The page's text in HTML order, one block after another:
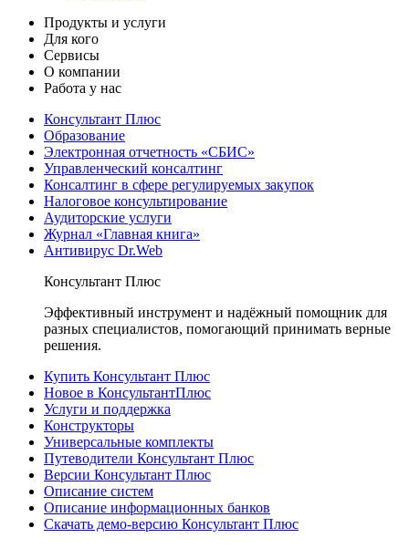
Продукты и услуги
Для кого
Сервисы
О компании
Работа у нас
Консультант Плюс
Образование
Электронная отчетность «СБИС»
Управленческий консалтинг
Консалтинг в сфере регулируемых закупок
Налоговое консультирование
Аудиторские услуги
Журнал «Главная книга»
Антивирус Dr.Web
Консультант Плюс
Эффективный инструмент и надёжный помощник для
разных специалистов, помогающий принимать верные
решения.
Купить Консультант Плюс
Новое в КонсультантПлюс
Услуги и поддержка
Конструкторы
Универсальные комплекты
Путеводители Консультант Плюс
Версии Консультант Плюс
Описание систем
Описание информационных банков
Скачать демо-версию Консультант Плюс